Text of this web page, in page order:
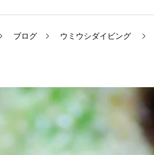
ブログ ウミウシダイビング